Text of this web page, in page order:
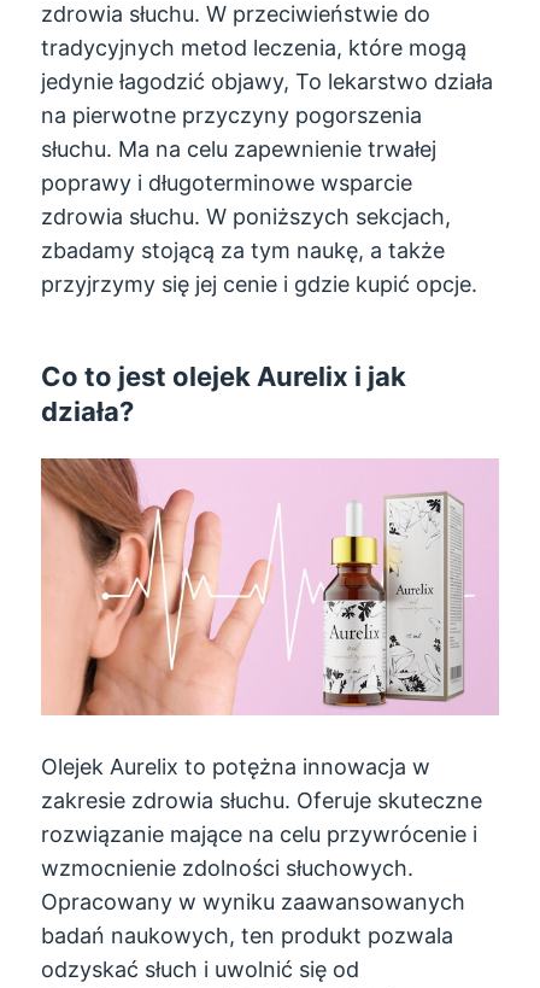
zdrowia słuchu. W przeciwieństwie do
tradycyjnych metod leczenia, które mogą
jedynie łagodzić objawy, To lekarstwo działa
na pierwotne przyczyny pogorszenia
słuchu. Ma na celu zapewnienie trwałej
poprawy i długoterminowe wsparcie
zdrowia słuchu. W poniższych sekcjach,
zbadamy stojącą za tym naukę, a także
przyjrzymy się jej cenie i gdzie kupić opcje.
Co to jest olejek Aurelix i jak
działa?
Olejek Aurelix to potężna innowacja w
zakresie zdrowia słuchu. Oferuje skuteczne
rozwiązanie mające na celu przywrócenie i
wzmocnienie zdolności słuchowych.
Opracowany w wyniku zaawansowanych
badań naukowych, ten produkt pozwala
odzyskać słuch i uwolnić się od